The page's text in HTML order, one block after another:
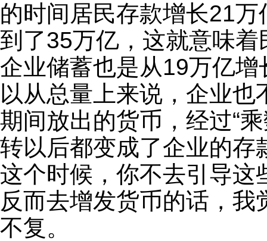
的时间居民存款增长21
到了35万亿，这就意味
企业储蓄也是从19万亿
以从总量上来说，企业
期间放出的货币，经过“
转以后都变成了企业的存
这个时候，你不去引导这
反而去增发货币的话，
不复。